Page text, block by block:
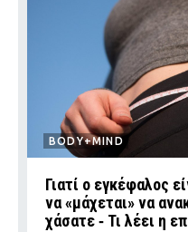
BODY+MIND
Γιατί ο εγκέφαλος
να «μάχεται» να
χάσατε ‑ Τι λέει η